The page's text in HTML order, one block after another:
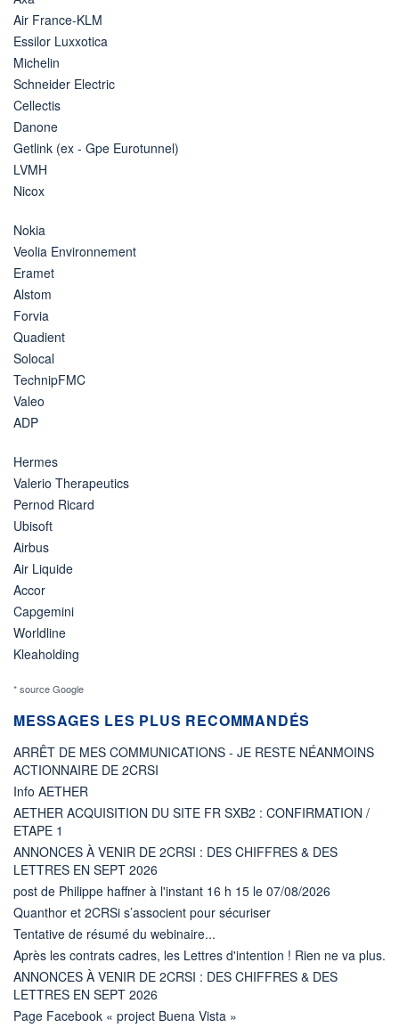
Air France-KLM
Essilor Luxxotica
Michelin
Schneider Electric
Cellectis
Danone
Getlink (ex - Gpe Eurotunnel)
LVMH
Nicox
Nokia
Veolia Environnement
Eramet
Alstom
Forvia
Quadient
Solocal
TechnipFMC
Valeo
ADP
Hermes
Valerio Therapeutics
Pernod Ricard
Ubisoft
Airbus
Air Liquide
Accor
Capgemini
Worldline
Kleaholding
* source Google
MESSAGES LES PLUS RECOMMANDÉS
ARRÊT DE MES COMMUNICATIONS - JE RESTE NÉANMOINS
ACTIONNAIRE DE 2CRSI
Info AETHER
AETHER ACQUISITION DU SITE FR SXB2 : CONFIRMATION /
ETAPE 1
ANNONCES À VENIR DE 2CRSI : DES CHIFFRES & DES
LETTRES EN SEPT 2026
post de Philippe haffner à l'instant 16 h 15 le 07/08/2026
Quanthor et 2CRSi s’associent pour sécuriser
Tentative de résumé du webinaire...
Après les contrats cadres, les Lettres d'intention ! Rien ne va plus.
ANNONCES À VENIR DE 2CRSI : DES CHIFFRES & DES
LETTRES EN SEPT 2026
Page Facebook « project Buena Vista »